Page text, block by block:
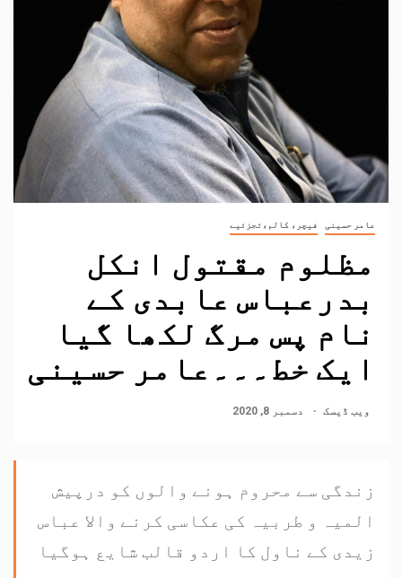
عامر حسینی فیچر، کالم،تجزئیے
مظلوم مقتول انکل
بدرعباس عابدی کے
نام پس مرگ لکھا گیا
ایک خط۔۔۔عامر حسینی
ویب ڈیسک دسمبر 8, 2020
زندگی سے محروم ہونے والوں کو درپیش
المیہ و طربیہ کی عکاسی کرنے والا عباس
زیدی کے ناول کا اردو قالب شایع ہوگیا